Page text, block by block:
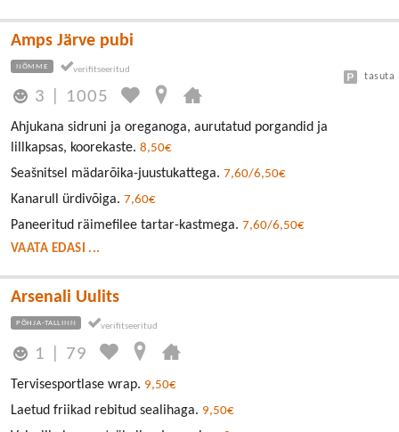
Amps Järve pubi
NÕMME
3 1005
tasuta
Ahjukana sidruni ja oreganoga, aurutatud porgandid ja
lillkapsas, koorekaste. 8,50€
Seašnitsel mädarõika-juustukattega. 7,60/6,50€
Kanarull ürdivõiga. 7,60€
Paneeritud räimefilee tartar-kastmega. 7,60/6,50€
VAATA EDASI ...
Arsenali Uulits
PÕHJA-TALLINN
1 79
Tervisesportlase wrap. 9,50€
Laetud friikad rebitud sealihaga. 9,50€